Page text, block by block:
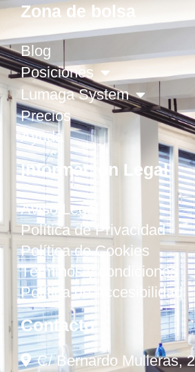
Zona de bolsa
Blog
Posiciones
Lumaga System
Precios
Ayuda
Información Legal
Aviso Legal
Política de Privacidad
Política de Cookies
Términos y condiciones
Política de Accesibilidad
Contacto
C/ Bernardo Mulleras,